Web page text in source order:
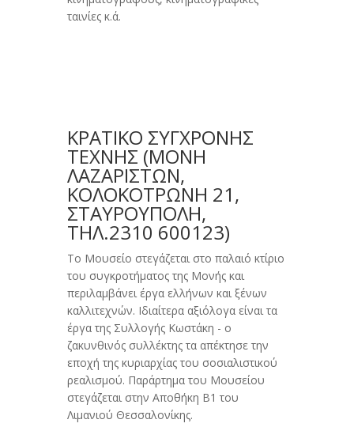
ταινίες κ.ά.
ΚΡΑΤΙΚΟ ΣΥΓΧΡΟΝΗΣ
ΤΕΧΝΗΣ (ΜΟΝΉ
ΛΑΖΑΡΙΣΤΏΝ,
ΚΟΛΟΚΟΤΡΏΝΗ 21,
ΣΤΑΥΡΟΎΠΟΛΗ,
ΤΗΛ.2310 600123)
Το Μουσείο στεγάζεται στο παλαιό κτίριο
του συγκροτήματος της Μονής και
περιλαμβάνει έργα ελλήνων και ξένων
καλλιτεχνών. Ιδιαίτερα αξιόλογα είναι τα
έργα της Συλλογής Κωστάκη - ο
ζακυνθινός συλλέκτης τα απέκτησε την
εποχή της κυριαρχίας του σοσιαλιστικού
ρεαλισμού. Παράρτημα του Μουσείου
στεγάζεται στην Αποθήκη Β1 του
Λιμανιού Θεσσαλονίκης.